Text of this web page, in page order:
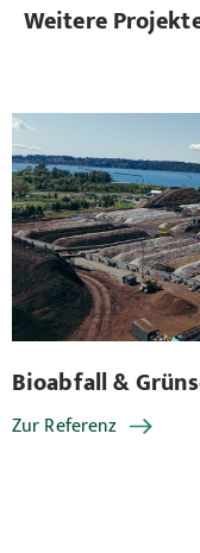
Weitere
Bioabfall &
Zur Referenz